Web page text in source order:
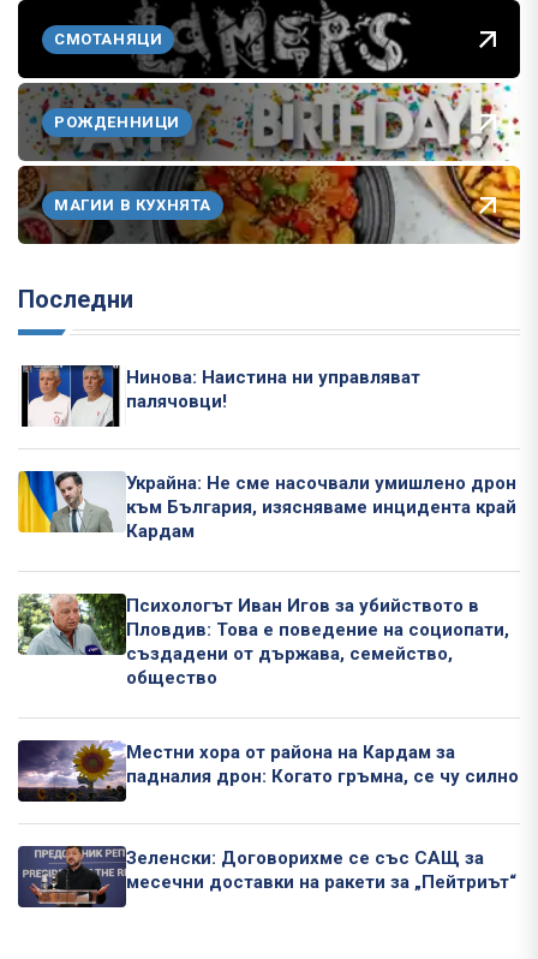
СМОТАНЯЦИ
РОЖДЕННИЦИ
МАГИИ В КУХНЯТА
Последни
Нинова: Наистина ни управляват
палячовци!
Украйна: Не сме насочвали умишлено дрон
към България, изясняваме инцидента край
Кардам
Психологът Иван Игов за убийството в
Пловдив: Това е поведение на социопати,
създадени от държава, семейство,
общество
Местни хора от района на Кардам за
падналия дрон: Когато гръмна, се чу силно
Зеленски: Договорихме се със САЩ за
месечни доставки на ракети за „Пейтриът“